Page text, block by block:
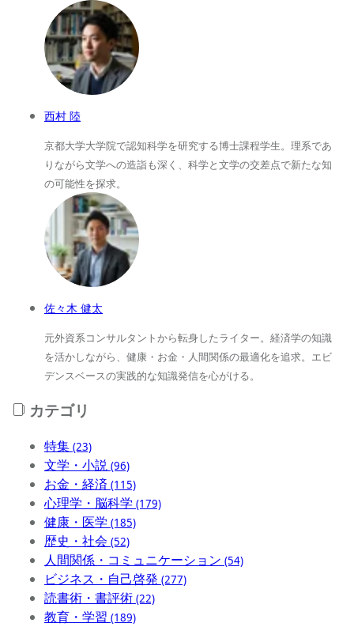
西村 陸
京都大学大学院で認知科学を研究する博士課程学生。理系であ
りながら文学への造詣も深く、科学と文学の交差点で新たな知
の可能性を探求。
佐々木 健太
元外資系コンサルタントから転身したライター。経済学の知識
を活かしながら、健康・お金・人間関係の最適化を追求。エビ
デンスベースの実践的な知識発信を心がける。
カテゴリ
特集 (23)
文学・小説 (96)
お金・経済 (115)
心理学・脳科学 (179)
健康・医学 (185)
歴史・社会 (52)
人間関係・コミュニケーション (54)
ビジネス・自己啓発 (277)
読書術・書評術 (22)
教育・学習 (189)